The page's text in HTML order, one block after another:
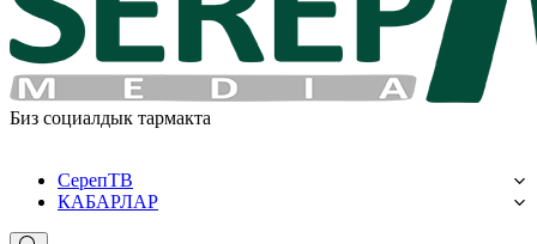
Биз социалдык тармакта
СерепТВ
КАБАРЛАР